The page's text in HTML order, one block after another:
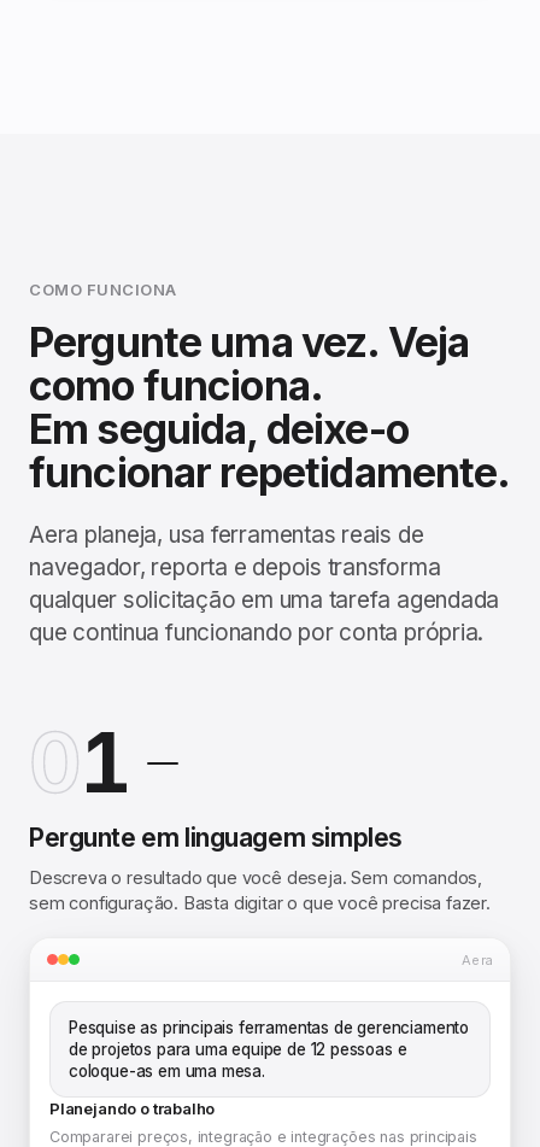
COMO FUNCIONA
Pergunte uma vez. Veja
como funciona.
Em seguida, deixe-o
funcionar repetidamente.
Aera planeja, usa ferramentas reais de
navegador, reporta e depois transforma
qualquer solicitação em uma tarefa agendada
que continua funcionando por conta própria.
01
Pergunte em linguagem simples
Descreva o resultado que você deseja. Sem comandos,
sem configuração. Basta digitar o que você precisa fazer.
Aera
Pesquise as principais ferramentas de gerenciamento
de projetos para uma equipe de 12 pessoas e
coloque-as em uma mesa.
Planejando o trabalho
Compararei preços, integração e integrações nas principais